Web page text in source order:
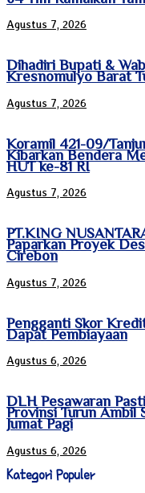
Agustus 7, 2026
Dihadiri Bupati &
Kresnomulyo Barat
Agustus 7, 2026
Koramil 421-09/
Kibarkan Bendera
HUT ke-81 RI
Agustus 7, 2026
PT.KING
Paparkan Proyek
Cirebon
Agustus 7, 2026
Pengganti Skor
Dapat Pembiayaan
Agustus 6, 2026
DLH Pesawaran
Provinsi Turun Ambil
Jumat Pagi
Agustus 6, 2026
Kategori Populer